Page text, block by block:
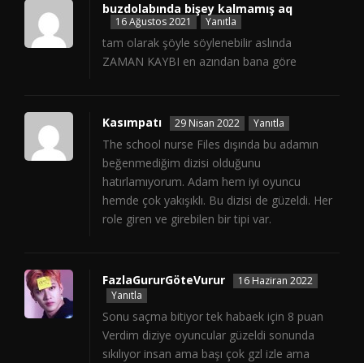
buzdolabında bişey kalmamış aq
16 Ağustos 2021 Yanıtla
tam olarak şöyle söylenebilir aslında
ZAMAN KAYBI en azından bana göre
Kasımpatı 29 Nisan 2022 Yanıtla
The school nurse Files dışında bu adamın
beğenmediğim dizisi olduğunu
hatırlamıyorum. Adam hem iyi oyuncu
hemde çok yakışıklı. Bu dizisi de güzeldi. Her
role giren ve girebilen bir tipi var.
FazlaGururGöteVurur
16 Haziran 2022
Yanıtla
Sonu saçma bitiyor tek habaek için 8 puan
Verdim diziye oyuncular güzeldi sonunda
sıkılıyor insan ama başı çok gzl izle ama